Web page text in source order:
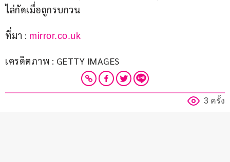
ไล่กัดเมื่อถูกรบกวน
ที่มา : mirror.co.uk
เครดิตภาพ : GETTY IMAGES
3 ครั้ง